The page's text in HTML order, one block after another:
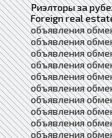
Риэлторы за
Foreign real
объявления
объявления
объявления
объявления
объявления
объявления
объявления
объявления
объявления
объявления